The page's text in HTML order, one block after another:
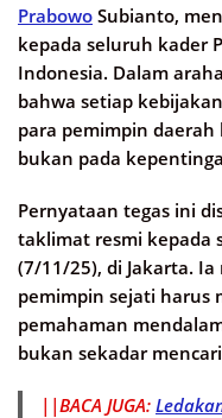
Prabowo Subianto,
kepada seluruh kader
Indonesia. Dalam
bahwa setiap
para pemimpin
bukan pada
Pernyataan tegas ini
taklimat resmi kepada
(7/11/25), di Jakarta.
pemimpin sejati harus
pemahaman
bukan sekadar
||BACA JUGA: